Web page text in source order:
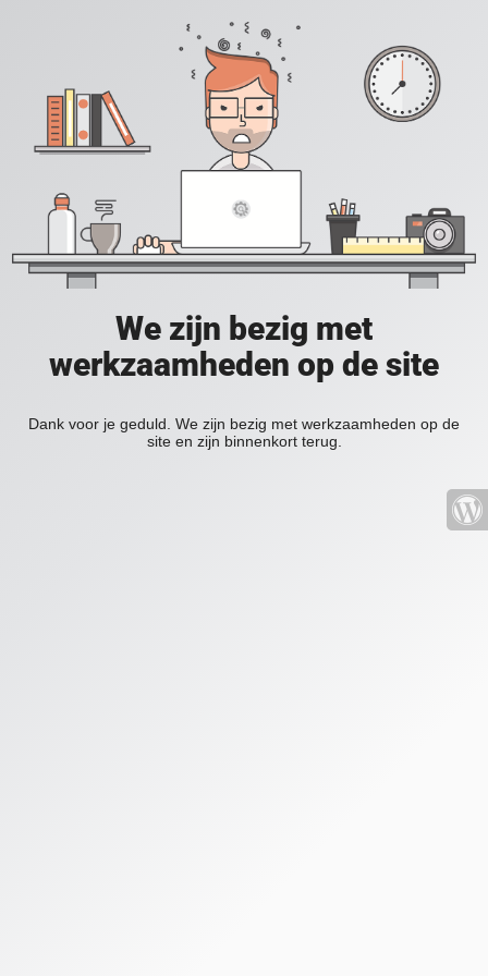
We zijn bezig met
werkzaamheden op de site
Dank voor je geduld. We zijn bezig met werkzaamheden op de
site en zijn binnenkort terug.